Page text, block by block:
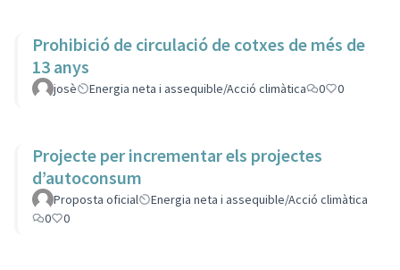
Prohibició de circulació de cotxes de més de
13 anys
josè Energia neta i assequible/Acció climàtica 0 0
Projecte per incrementar els projectes
d’autoconsum
Proposta oficial
Energia neta i assequible/Acció climàtica
0
0